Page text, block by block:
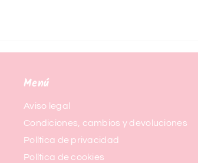
Menú
Aviso legal
Condiciones, cambios y devoluciones
Política de privacidad
Política de cookies